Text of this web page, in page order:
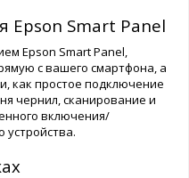
Epson Smart Panel
Epson Smart Panel,
с вашего смартфона, а
как простое подключение
чернил, сканирование и
включения/